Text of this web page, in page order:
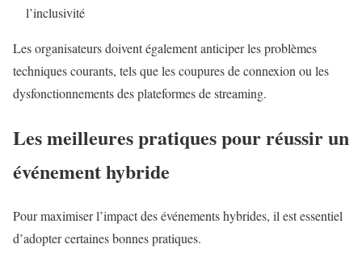
l’inclusivité
Les organisateurs doivent également anticiper les problèmes
techniques courants, tels que les coupures de connexion ou les
dysfonctionnements des plateformes de streaming.
Les meilleures pratiques pour réussir un
événement hybride
Pour maximiser l’impact des événements hybrides, il est essentiel
d’adopter certaines bonnes pratiques.